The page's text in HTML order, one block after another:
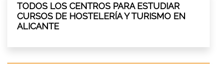
TODOS LOS CENTROS PARA ESTUDIAR
CURSOS DE HOSTELERÍA Y TURISMO EN
ALICANTE